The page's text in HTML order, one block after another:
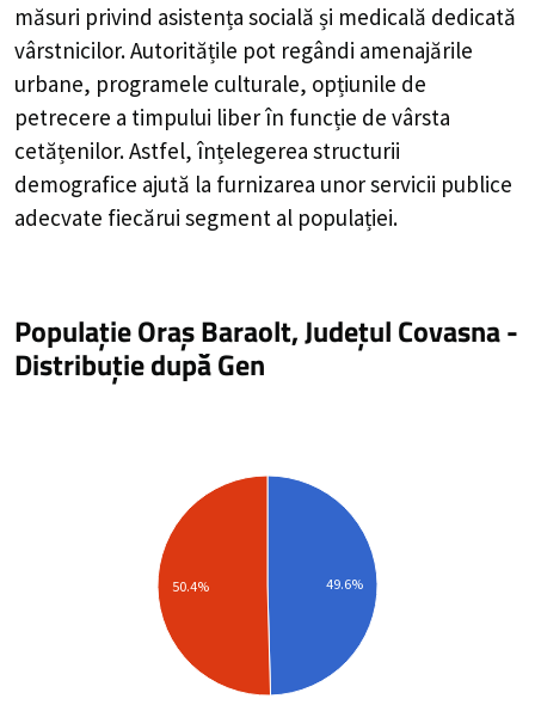
măsuri privind asistența socială și medicală dedicată
vârstnicilor. Autoritățile pot regândi amenajările
urbane, programele culturale, opțiunile de
petrecere a timpului liber în funcție de vârsta
cetățenilor. Astfel, înțelegerea structurii
demografice ajută la furnizarea unor servicii publice
adecvate fiecărui segment al populației.
Populație Oraș Baraolt, Județul Covasna-
Distribuțiedupă Gen
49.6%
50.4%